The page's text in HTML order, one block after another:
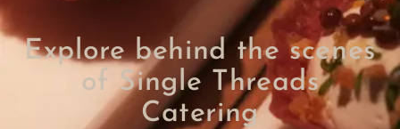
Explore behind the scenes
of Single Threads
Catering